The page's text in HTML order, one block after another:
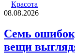
Красота
08.08.2026
Семь
вещи